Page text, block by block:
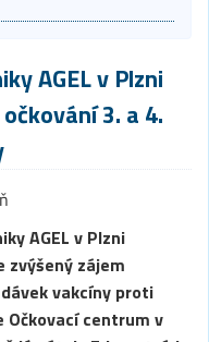
AGEL v Plzni
3. a 4.
AGEL v Plzni
zvýšený zájem
vakcíny proti
Očkovací centrum v